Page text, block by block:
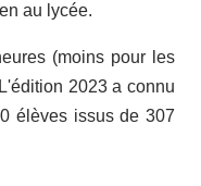
au lycée.
(moins pour les
2023 a connu
élèves issus de 307